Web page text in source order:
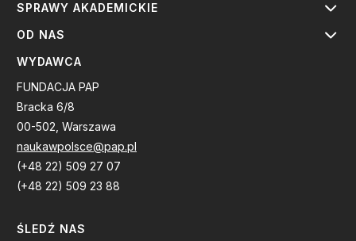
SPRAWY AKADEMICKIE
OD NAS
WYDAWCA
FUNDACJA PAP
Bracka 6/8
00-502, Warszawa
naukawpolsce@pap.pl
(+48 22) 509 27 07
(+48 22) 509 23 88
ŚLEDŹ NAS